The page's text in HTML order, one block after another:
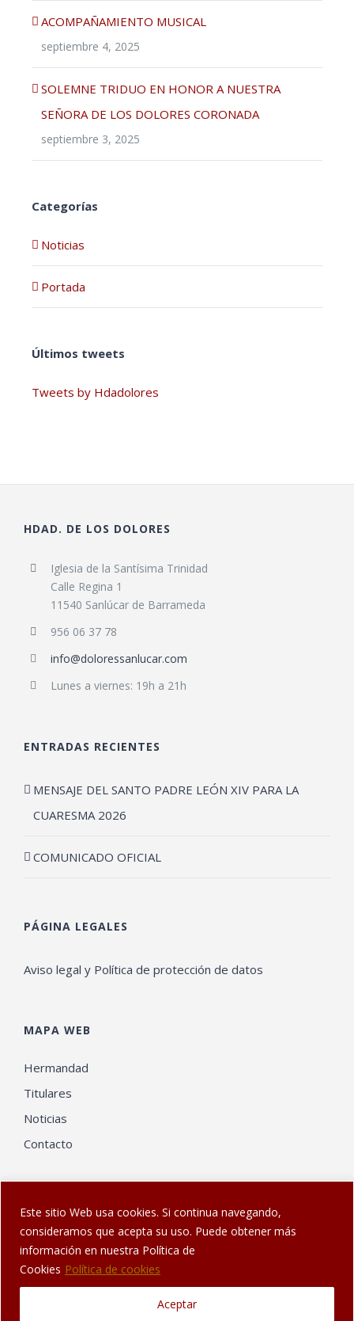
Este sitio Web usa cookies. Si continua navegando,
consideramos que acepta su uso. Puede obtener más
información en nuestra Política de
Cookies Política de cookies
Aceptar
ACOMPAÑAMIENTO MUSICAL
septiembre 4, 2025
SOLEMNE TRIDUO EN HONOR A NUESTRA
SEÑORA DE LOS DOLORES CORONADA
septiembre 3, 2025
Categorías
Noticias
Portada
Últimos tweets
Tweets by Hdadolores
HDAD. DE LOS DOLORES
Iglesia de la Santísima Trinidad
Calle Regina 1
11540 Sanlúcar de Barrameda
956 06 37 78
info@doloressanlucar.com
Lunes a viernes: 19h a 21h
ENTRADAS RECIENTES
MENSAJE DEL SANTO PADRE LEÓN XIV PARA LA
CUARESMA 2026
COMUNICADO OFICIAL
PÁGINA LEGALES
Aviso legal y Política de protección de datos
MAPA WEB
Hermandad
Titulares
Noticias
Contacto
los Dolores de Sanlúcar de Barrameda